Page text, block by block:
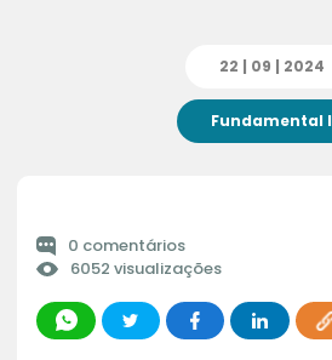
22 | 09 | 2024
Fundamental I
0 comentários
6052 visualizações